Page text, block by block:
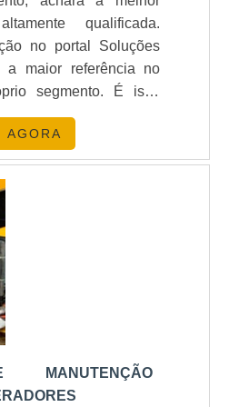
qualificada.
no portal Soluções
a maior referência no
segmento. É isto!
aluguel de geradores
melhores profissionais
proteção com
prestados.MAIS
ALUGUEL DE
Kiyoshi
em oferecer aos
com equipamentos de
revisado por vistorias e
tudo para garantir
ótima qualidade.Sem
de gerador para
se buscar uma
AGORA
MANUTENÇÃO